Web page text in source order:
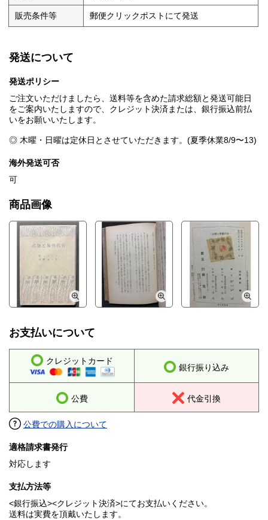
販売条件等 郵便クリックポストにて発送
発送について
発送ポリシー
ご注文いただけましたら、送料等を含めた請求総額と発送可能日
をご案内いたしますので、クレジット決済または、銀行振込前払
いをお願いいたします。
◎ 木曜・日曜は定休日とさせていただきます。(夏季休業8/9〜13)
海外発送可否
可
商品画像
お支払いについて
クレジットカード
銀行振り込み
公費 代金引換
公費での購入について
適格請求書発行
対応します
支払方法等
<銀行振込><クレジット決済>にてお支払いください。
送料は実費を頂戴いたします。